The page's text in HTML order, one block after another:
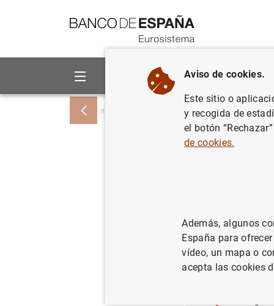
Sobre el Banco Áreas de
Inicio Noticias y eventos Noticias del
del
Aviso de cookies.
Este sitio o
y recogida de
el botón
de cookies.
Además, algunos
España para
vídeo, un mapa o
acepta las cookies